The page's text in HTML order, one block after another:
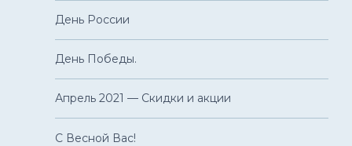
День России
День Победы.
Апрель 2021 — Скидки и акции
С Весной Вас!